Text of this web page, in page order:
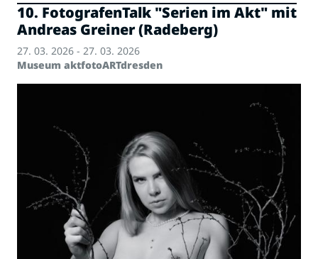
10. FotografenTalk "Serien im Akt" mit
Andreas Greiner (Radeberg)
27. 03. 2026 - 27. 03. 2026
Museum aktfotoARTdresden